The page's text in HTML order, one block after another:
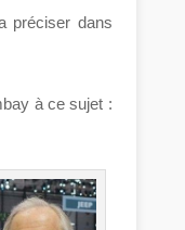
préciser dans
à ce sujet :